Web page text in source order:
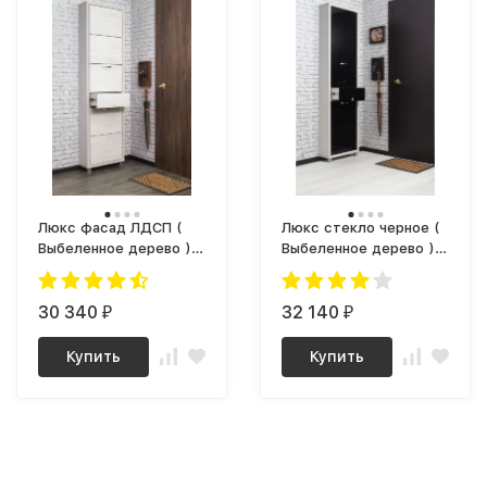
Люкс фасад ЛДСП (
Выбеленное дерево )
5-ти секционный Плюс
30 340 ₽
Купить
Люкс стекло черное (
Выбеленное дерево )
5-ти секционный Плюс
32 140 ₽
Купить